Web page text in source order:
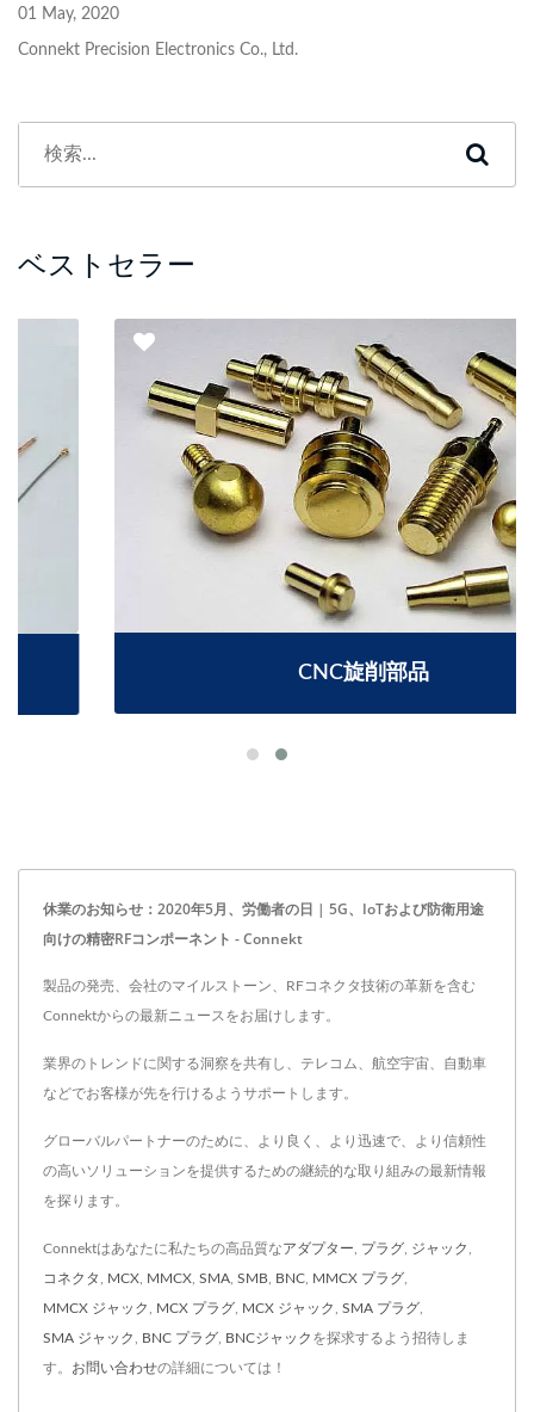
01 May, 2020
Connekt Precision Electronics Co., Ltd.
ベストセラー
CNC旋削部品
休業のお知らせ：2020年5月、労働者の日 | 5G、IoTおよび防衛用途
向けの精密RFコンポーネント - Connekt
製品の発売、会社のマイルストーン、RFコネクタ技術の革新を含む
Connektからの最新ニュースをお届けします。
業界のトレンドに関する洞察を共有し、テレコム、航空宇宙、自動車
などでお客様が先を行けるようサポートします。
グローバルパートナーのために、より良く、より迅速で、より信頼性
の高いソリューションを提供するための継続的な取り組みの最新情報
を探ります。
Connektはあなたに私たちの高品質なアダプター プラグ ジャック
コネクタ MCX MMCX SMA SMB BNC MMCX プラグ
MMCX ジャック MCX プラグ MCX ジャック SMA プラグ
SMA ジャック BNC プラグ BNCジャック を探求するよう招待しま
す。 お問い合わせの詳細については！